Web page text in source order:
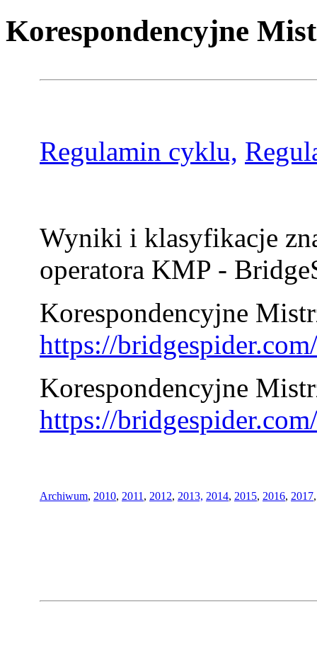
Korespondencyjne
Regulamin cyklu,
Wyniki i klasyfikacje
operatora KMP -
Korespondencyjne
https://
Korespondencyjne
https://
Archiwum, 2010, 2011 , 2012, 2013, 2014, 2015, 2016, 2017